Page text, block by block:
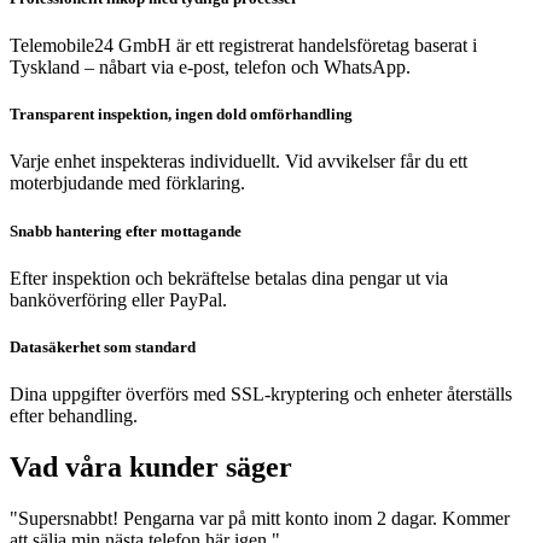
Telemobile24 GmbH är ett registrerat handelsföretag baserat i
Tyskland – nåbart via e-post, telefon och WhatsApp.
Transparent inspektion, ingen dold omförhandling
Varje enhet inspekteras individuellt. Vid avvikelser får du ett
moterbjudande med förklaring.
Snabb hantering efter mottagande
Efter inspektion och bekräftelse betalas dina pengar ut via
banköverföring eller PayPal.
Datasäkerhet som standard
Dina uppgifter överförs med SSL-kryptering och enheter återställs
efter behandling.
Vad våra kunder säger
"Supersnabbt! Pengarna var på mitt konto inom 2 dagar. Kommer